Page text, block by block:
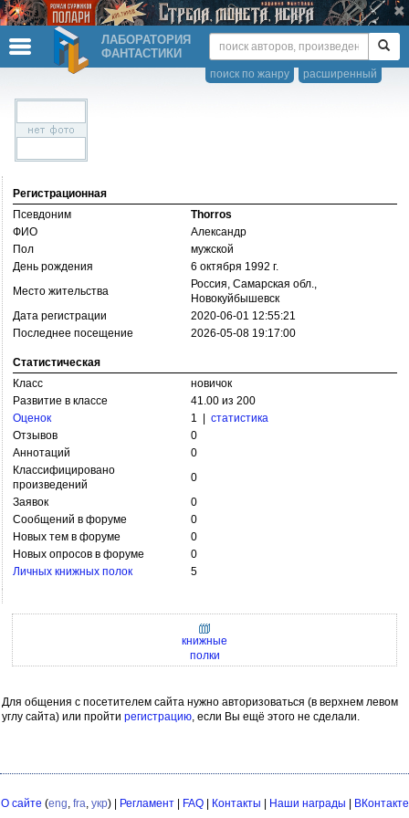
ЛАБОРАТОРИЯ
ФАНТАСТИКИ
расширенный
поиск по жанру
Регистрационная
Псевдоним
Thorros
ФИО
Александр
Пол
мужской
День рождения
6 октября 1992 г.
Место жительства
Россия, Самарская обл.,
Новокуйбышевск
Дата регистрации
2020-06-01 12:55:21
Последнее посещение
2026-05-08 19:17:00
Статистическая
Класс
новичок
Развитие в классе
41.00 из 200
Оценок
1 | статистика
Отзывов
0
Аннотаций
0
Классифицировано
произведений
0
Заявок
0
Сообщений в форуме
0
Новых тем в форуме
0
Новых опросов в форуме
0
Личных книжных полок
5
книжные
полки
Для общения с посетителем сайта нужно авторизоваться (в верхнем левом
углу сайта) или пройти регистрацию, если Вы ещё этого не сделали.
О сайте (eng, fra, укр) | Регламент| FAQ| Контакты Наши награды ВКонтакте